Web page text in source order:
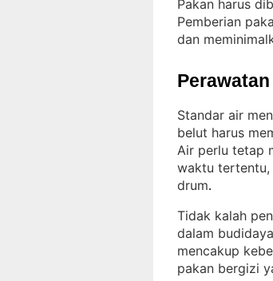
Pakan harus
Pemberian
dan
Standar air
belut harus
Air perlu tetap
waktu tertentu,
drum.
Tidak kalah
dalam
mencakup
pakan bergizi